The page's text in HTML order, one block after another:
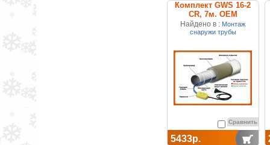
Комплект GWS 16-2
CR, 7м. ОЕМ
Найдено в : Монтаж
снаружи трубы
Сравнить
5433р.